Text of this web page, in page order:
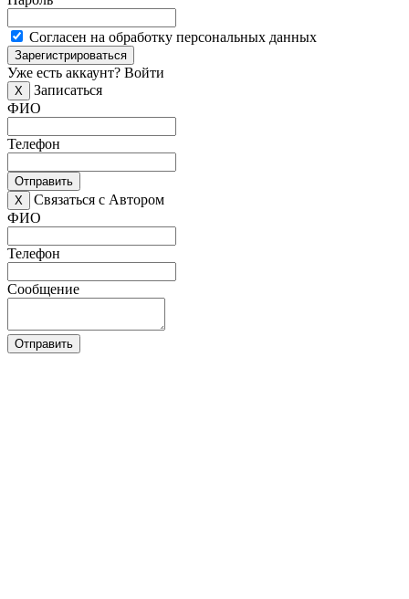
Согласен на обработку персональных данных
Зарегистрироваться
Уже есть аккаунт? Войти
X
Записаться
ФИО
Телефон
Отправить
X
Связаться с Автором
ФИО
Телефон
Сообщение
Отправить